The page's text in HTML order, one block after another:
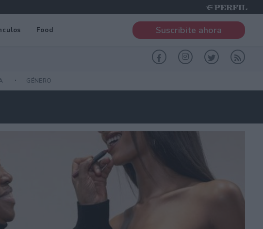
Food Suscribite ahora
GÉNERO